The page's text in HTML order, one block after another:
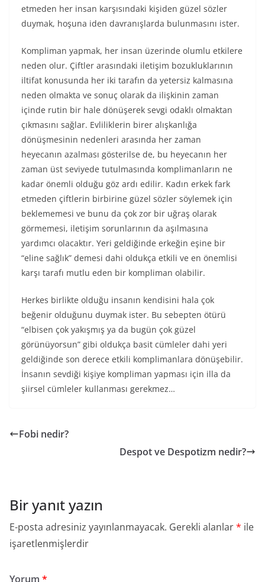
etmeden her insan karşısındaki kişiden güzel sözler
duymak, hoşuna iden davranışlarda bulunmasını ister.
Kompliman yapmak, her insan üzerinde olumlu etkilere
neden olur. Çiftler arasındaki iletişim bozukluklarının
iltifat konusunda her iki tarafın da yetersiz kalmasına
neden olmakta ve sonuç olarak da ilişkinin zaman
içinde rutin bir hale dönüşerek sevgi odaklı olmaktan
çıkmasını sağlar. Evliliklerin birer alışkanlığa
dönüşmesinin nedenleri arasında her zaman
heyecanın azalması gösterilse de, bu heyecanın her
zaman üst seviyede tutulmasında komplimanların ne
kadar önemli olduğu göz ardı edilir. Kadın erkek fark
etmeden çiftlerin birbirine güzel sözler söylemek için
beklememesi ve bunu da çok zor bir uğraş olarak
görmemesi, iletişim sorunlarının da aşılmasına
yardımcı olacaktır. Yeri geldiğinde erkeğin eşine bir
“eline sağlık” demesi dahi oldukça etkili ve en önemlisi
karşı tarafı mutlu eden bir kompliman olabilir.
Herkes birlikte olduğu insanın kendisini hala çok
beğenir olduğunu duymak ister. Bu sebepten ötürü
“elbisen çok yakışmış ya da bugün çok güzel
görünüyorsun” gibi oldukça basit cümleler dahi yeri
geldiğinde son derece etkili komplimanlara dönüşebilir.
İnsanın sevdiği kişiye kompliman yapması için illa da
şiirsel cümleler kullanması gerekmez…
Fobi nedir?
Despot ve Despotizm nedir?
Bir yanıt yazın
E-posta adresiniz yayınlanmayacak. Gerekli alanlar* ile
işaretlenmişlerdir
Yorum *